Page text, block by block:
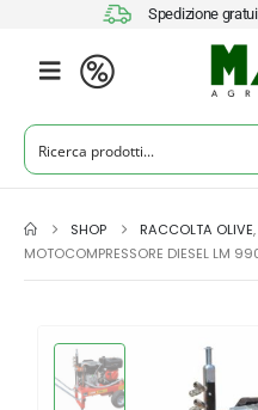
Spedizione
SHOP RACCOLTA OLIVE,
MOTOCOMPRESSORE DIESEL LM